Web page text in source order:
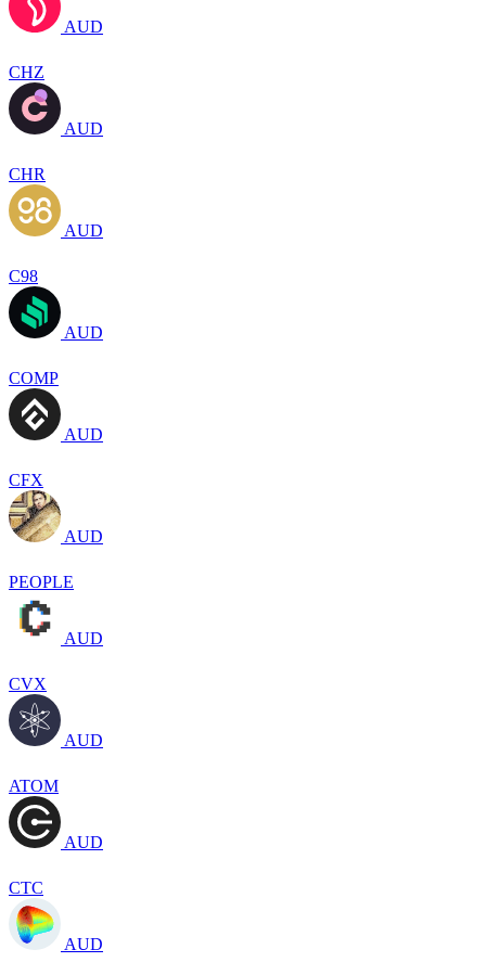
AUD
CHZ
AUD
CHR
AUD
C98
AUD
COMP
AUD
CFX
AUD
PEOPLE
AUD
CVX
AUD
ATOM
AUD
CTC
AUD